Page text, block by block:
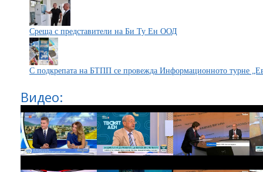
Среща с представители на Би Ту Ен ООД
С подкрепата на БТПП се провежда Информационното турне
Видео: